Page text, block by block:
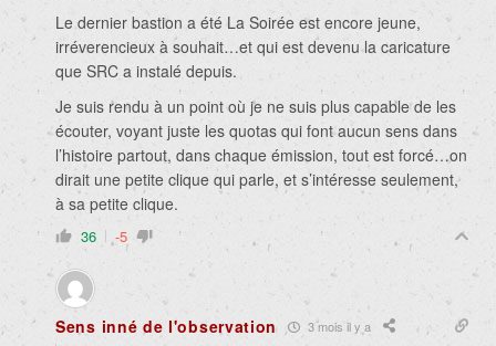
Le dernier bastion a été La Soirée est encore jeune,
irréverencieux à souhait…et qui est devenu la caricature
que SRC a instalé depuis.
Je suis rendu à un point où je ne suis plus capable de les
écouter, voyant juste les quotas qui font aucun sens dans
l’histoire partout, dans chaque émission, tout est forcé…on
dirait une petite clique qui parle, et s’intéresse seulement,
à sa petite clique.
36 -5
Sens inné de l'observation 3 mois il y a